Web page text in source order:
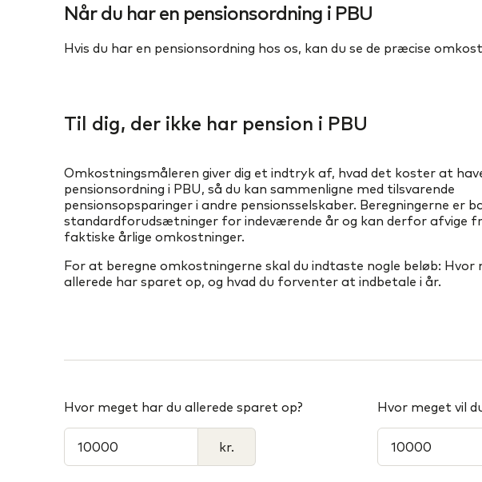
Når du har en pensionsordning i PBU
Hvis du har en pensionsordning hos os, kan du se de præcise
Til dig, der ikke har pension i PBU
Omkostningsmåleren giver dig et indtryk af, hvad det koster at
pensionsordning i PBU, så du kan sammenligne med tilsvarende
pensionsopsparinger i andre pensionsselskaber. Beregningerne er
standardforudsætninger for indeværende år og kan derfor afvige
faktiske årlige omkostninger.
For at beregne omkostningerne skal du indtaste nogle beløb: Hvor
allerede har sparet op, og hvad du forventer at indbetale i år.
Hvor meget har du allerede sparet op?
kr.
Hvor meget vil